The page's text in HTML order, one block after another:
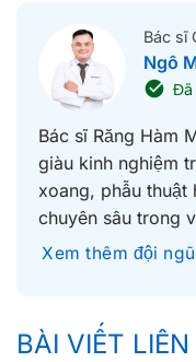
Bác sĩ
Ngô
Đã
Bác sĩ Răng Hàm
giàu kinh nghiệm
xoang, phẫu thuật
chuyên sâu trong
Xem thêm đội
BÀI VIẾT